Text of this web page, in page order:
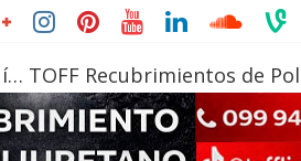
TOFF Recubrimientos de